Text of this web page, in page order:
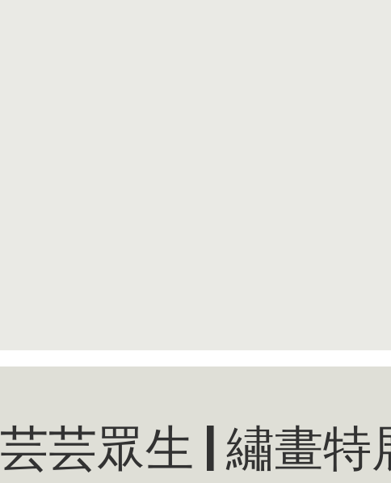
芸芸眾生 | 繡畫特